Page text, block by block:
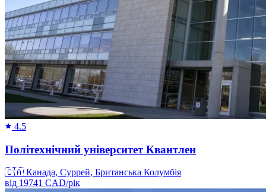
4.5
Політехнічний університет Квантлен
🇨🇦 Канада, Суррей, Британська Колумбія
від 19741 CAD/рік